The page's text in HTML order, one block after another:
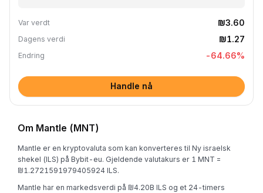
Var verdt ₪3.60
Dagens verdi ₪1.27
Endring -64.66%
Handle nå
Om Mantle (MNT)
Mantle er en kryptovaluta som kan konverteres til Ny israelsk
shekel (ILS) på Bybit-eu. Gjeldende valutakurs er 1 MNT =
₪1.2721591979405924 ILS.
Mantle har en markedsverdi på ₪4.20B ILS og et 24-timers